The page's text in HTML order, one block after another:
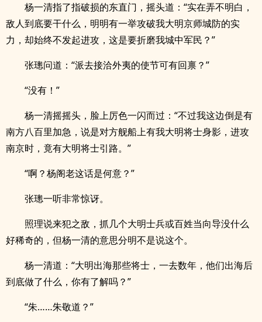
杨一清指了指破损的东直门，摇头道：“实在弄不明白，
敌人到底要干什么，明明有一举攻破我大明京师城防的实
力，却始终不发起进攻，这是要折磨我城中军民？”
张璁问道：“派去接洽外夷的使节可有回禀？”
“没有！”
杨一清摇摇头，脸上厉色一闪而过：“不过我这边倒是有
南方八百里加急，说是对方舰船上有我大明将士身影，进攻
南京时，竟有大明将士引路。”
“啊？杨阁老这话是何意？”
张璁一听非常惊讶。
照理说来犯之敌，抓几个大明士兵或百姓当向导没什么
好稀奇的，但杨一清的意思分明不是说这个。
杨一清道：“大明出海那些将士，一去数年，他们出海后
到底做了什么，你有了解吗？”
“朱……朱敬道？”